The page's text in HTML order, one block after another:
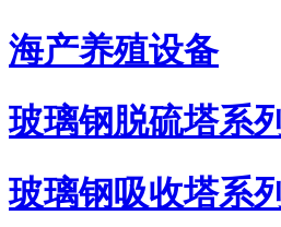
海产养殖设备
玻璃钢脱硫塔系列
玻璃钢吸收塔系列